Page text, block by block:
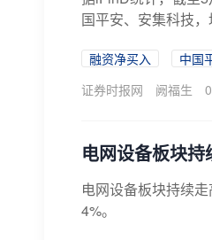
国平安、安集科技
融资净买入 中国
证券时报网
阙福生
电网设备板块
电网设备板块持续
4%。